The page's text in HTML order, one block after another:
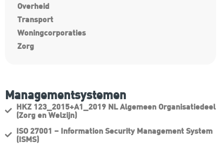
Overheid
Transport
Woningcorporaties
Zorg
Managementsystemen
HKZ 123_2015+A1_2019 NL Algemeen Organisatiedeel
(Zorg en Welzijn)
ISO 27001 – Information Security Management System
(ISMS)